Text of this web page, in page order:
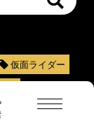
仮面ライダー